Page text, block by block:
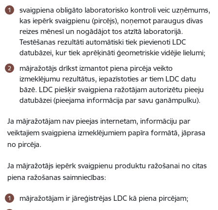
svaigpiena obligāto laboratorisko kontroli veic uzņēmums,
kas iepērk svaigpienu (pircējs), noņemot paraugus divas
reizes mēnesī un nogādājot tos atzītā laboratorijā.
Testēšanas rezultāti automātiski tiek pievienoti LDC
datubāzei, kur tiek aprēķināti ģeometriskie vidējie lielumi;
mājražotājs drīkst izmantot piena pircēja veikto
izmeklējumu rezultātus, iepazīstoties ar tiem LDC datu
bāzē. LDC piešķir svaigpiena ražotājam autorizētu pieeju
datubāzei (pieejama informācija par savu ganāmpulku).
Ja mājražotājam nav pieejas internetam, informāciju par
veiktajiem svaigpiena izmeklējumiem papīra formātā, jāprasa
no pircēja.
Ja mājražotājs iepērk svaigpienu produktu ražošanai no citas
piena ražošanas saimniecības:
mājražotājam ir jāreģistrējas LDC kā piena pircējam;